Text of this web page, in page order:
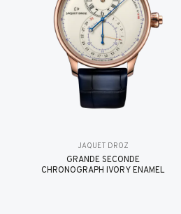
JAQUET DROZ
GRANDE SECONDE
CHRONOGRAPH IVORY ENAMEL